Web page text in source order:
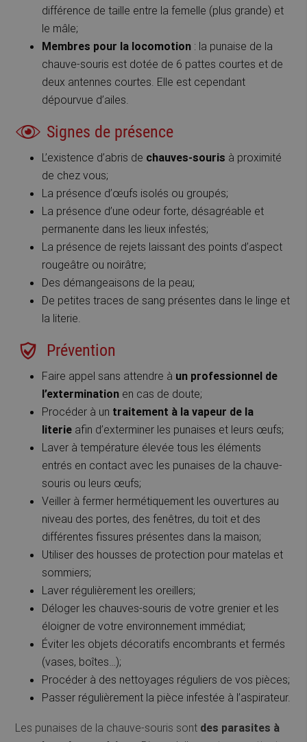
différence de taille entre la femelle (plus grande) et
le mâle;
Membres pour la locomotion : la punaise de la
chauve-souris est dotée de 6 pattes courtes et de
deux antennes courtes. Elle est cependant
dépourvue d’ailes.
Signes de présence
L’existence d’abris de chauves-souris à proximité
de chez vous;
La présence d’œufs isolés ou groupés;
La présence d’une odeur forte, désagréable et
permanente dans les lieux infestés;
La présence de rejets laissant des points d’aspect
rougeâtre ou noirâtre;
Des démangeaisons de la peau;
De petites traces de sang présentes dans le linge et
la literie.
Prévention
Faire appel sans attendre à un professionnel de
l’extermination en cas de doute;
Procéder à un traitement à la vapeur de la
literie afin d’exterminer les punaises et leurs œufs;
Laver à température élevée tous les éléments
entrés en contact avec les punaises de la chauve-
souris ou leurs œufs;
Veiller à fermer hermétiquement les ouvertures au
niveau des portes, des fenêtres, du toit et des
différentes fissures présentes dans la maison;
Utiliser des housses de protection pour matelas et
sommiers;
Laver régulièrement les oreillers;
Déloger les chauves-souris de votre grenier et les
éloigner de votre environnement immédiat;
Éviter les objets décoratifs encombrants et fermés
(vases, boîtes…);
Procéder à des nettoyages réguliers de vos pièces;
Passer régulièrement la pièce infestée à l’aspirateur.
Les punaises de la chauve-souris sont des parasites à